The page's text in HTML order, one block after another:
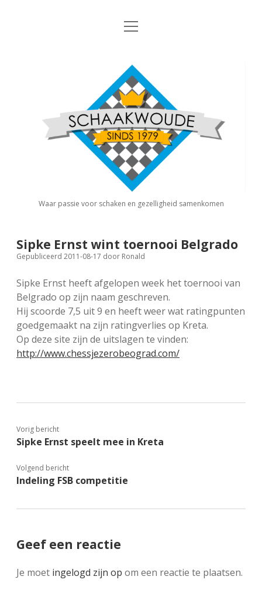
Nieuws
Algemene Informatie
Privacy Statement
Interne Competitie
dropdown
menu
Competitiereglement
Externe Competitie open
KNSB: Schaakwoude I
KNSB: Schaakwoude II
FSB: Schaakwoude I
FSB: Schaakwoude II
FSB: Schaakwoude III
Jeugdschaken
Eregalerij
Agenda
Koppelingen
Sponsoren
facebookinstagram
open
Schaakvereniging
Schaakwoude
Waar passie voor schaken en gezelligheid samenkomen
Sipke Ernst wint toernooi Belgrado
Gepubliceerd 2011-08-17 door Ronald
Sipke Ernst heeft afgelopen week het toernooi van
Belgrado op zijn naam geschreven.
Hij scoorde 7,5 uit 9 en heeft weer wat ratingpunten
goedgemaakt na zijn ratingverlies op Kreta.
Op deze site zijn de uitslagen te vinden:
http://www.chessjezerobeograd.com/
Vorig bericht
Sipke Ernst speelt mee in Kreta
Volgend bericht
Indeling FSB competitie
Geef een reactie
Je moet ingelogd zijn op om een reactie te plaatsen.